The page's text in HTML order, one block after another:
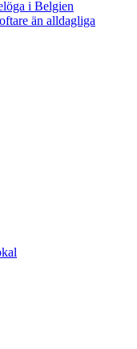
i Belgien
än alldagliga